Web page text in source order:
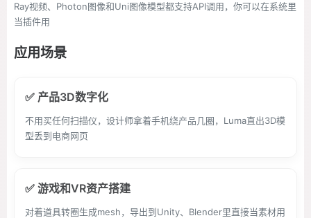
Ray视频、Photon图像和Uni图像模型都支持API调用，你可以在系统里
当插件用
应用场景
✅ 产品3D数字化
不用买任何扫描仪，设计师拿着手机绕产品几圈，Luma直出3D模
型丢到电商网页
✅ 游戏和VR资产搭建
对着道具转圈生成mesh，导出到Unity、Blender里直接当素材用